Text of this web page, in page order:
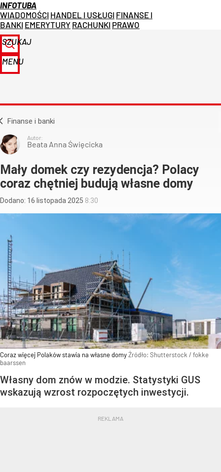
INFOTUBA
WIADOMOŚCI HANDEL I USŁUGI FINANSE I
BANKI EMERYTURY RACHUNKI PRAWO
SZUKAJ
MENU
Finanse i banki
Autor:
Beata Anna Święcicka
Mały domek czy rezydencja? Polacy
coraz chętniej budują własne domy
Dodano: 16 listopada 2025 8:30
Coraz więcej Polaków stawia na własne domyŹródło: Shutterstock / fokke
baarssen
Własny dom znów w modzie. Statystyki GUS
wskazują wzrost rozpoczętych inwestycji.